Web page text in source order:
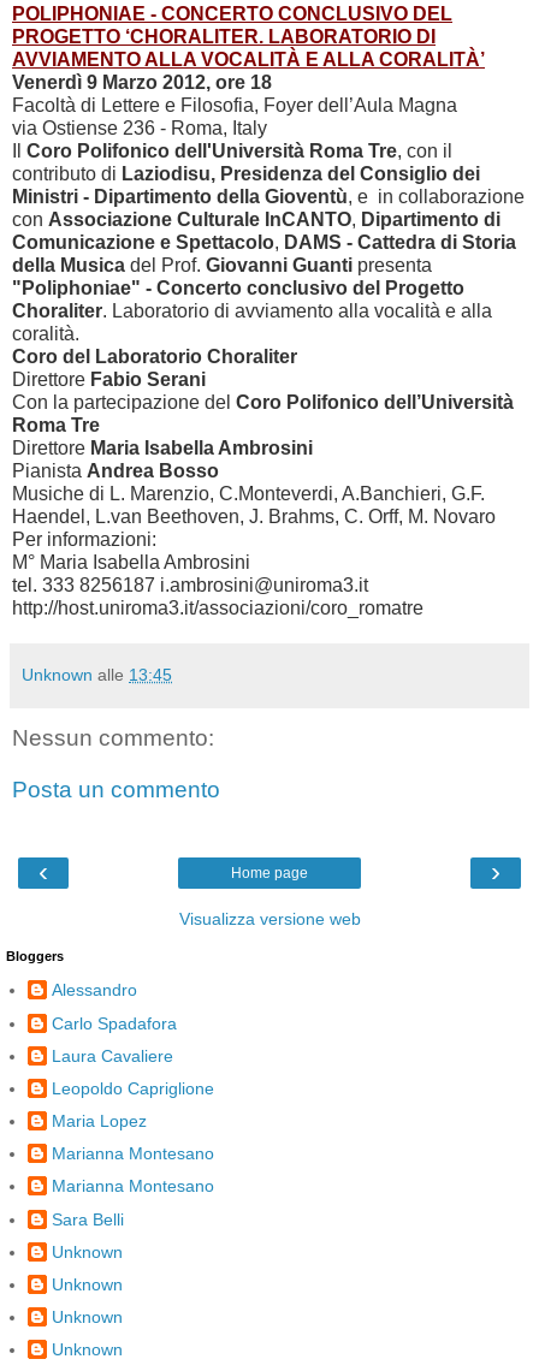
POLIPHONIAE - CONCERTO CONCLUSIVO DEL
PROGETTO ‘CHORALITER. LABORATORIO DI
AVVIAMENTO ALLA VOCALITÀ E ALLA CORALITÀ’
Venerdì 9 Marzo 2012, ore 18
Facoltà di Lettere e Filosofia, Foyer dell’Aula Magna
via Ostiense 236 - Roma, Italy
Coro Polifonico dell'Università Roma Tre, con il
contributo di Laziodisu, Presidenza del Consiglio dei
Ministri - Dipartimento della Gioventù, e in collaborazione
con Associazione Culturale InCANTO, Dipartimento di
Comunicazione e Spettacolo, DAMS - Cattedra di Storia
della Musica del Prof. Giovanni Guanti presenta
"Poliphoniae" - Concerto conclusivo del Progetto
Choraliter. Laboratorio di avviamento alla vocalità e alla
coralità.
Coro del Laboratorio Choraliter
Direttore Fabio Serani
Con la partecipazione del Coro Polifonico dell’Università
Roma Tre
Direttore Maria Isabella Ambrosini
Pianista Andrea Bosso
Musiche di L. Marenzio, C.Monteverdi, A.Banchieri, G.F.
Haendel, L.van Beethoven, J. Brahms, C. Orff, M. Novaro
Per informazioni:
M° Maria Isabella Ambrosini
tel. 333 8256187 i.ambrosini@uniroma3.it
http://host.uniroma3.it/associazioni/coro_romatre
Unknown alle 13:45
Nessun commento:
Posta un commento
‹ ›
Home page
Visualizza versione web
Bloggers
Alessandro
Carlo Spadafora
Laura Cavaliere
Leopoldo Capriglione
Maria Lopez
Marianna Montesano
Marianna Montesano
Sara Belli
Unknown
Unknown
Unknown
Unknown